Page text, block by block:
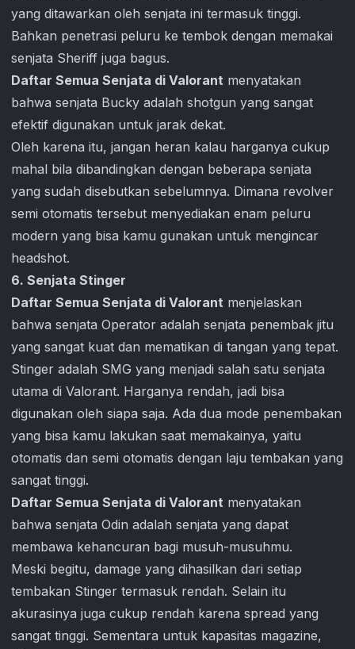
yang ditawarkan oleh senjata ini termasuk tinggi.
Bahkan penetrasi peluru ke tembok dengan memakai
senjata Sheriff juga bagus.
Daftar Semua Senjata di Valorant menyatakan
bahwa senjata Bucky adalah shotgun yang sangat
efektif digunakan untuk jarak dekat.
Oleh karena itu, jangan heran kalau harganya cukup
mahal bila dibandingkan dengan beberapa senjata
yang sudah disebutkan sebelumnya. Dimana revolver
semi otomatis tersebut menyediakan enam peluru
modern yang bisa kamu gunakan untuk mengincar
headshot.
6. Senjata Stinger
Daftar Semua Senjata di Valorant menjelaskan
bahwa senjata Operator adalah senjata penembak jitu
yang sangat kuat dan mematikan di tangan yang tepat.
Stinger adalah SMG yang menjadi salah satu senjata
utama di Valorant. Harganya rendah, jadi bisa
digunakan oleh siapa saja. Ada dua mode penembakan
yang bisa kamu lakukan saat memakainya, yaitu
otomatis dan semi otomatis dengan laju tembakan yang
sangat tinggi.
Daftar Semua Senjata di Valorant menyatakan
bahwa senjata Odin adalah senjata yang dapat
membawa kehancuran bagi musuh-musuhmu.
Meski begitu, damage yang dihasilkan dari setiap
tembakan Stinger termasuk rendah. Selain itu
akurasinya juga cukup rendah karena spread yang
sangat tinggi. Sementara untuk kapasitas magazine,